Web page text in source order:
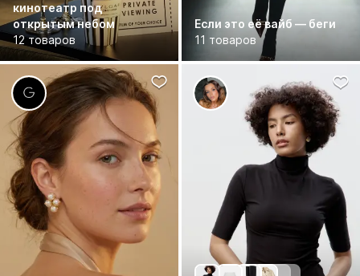
кинотеатр под
открытым небом
12 товаров
Если это её вайб — беги
11 товаров